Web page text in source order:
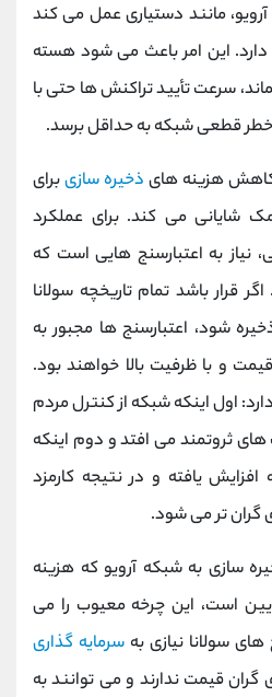
مانند دستیاری عمل می ‌کند
دارد. این امر باعث می ‌شود هسته
سرعت تأیید تراکنش ‌ها حتی با
خطر قطعی شبکه به حداقل برسد.
کاهش هزینه ‌های ذخیره‌ سازیبرای
شایانی می‌ کند. برای عملکرد
به اعتبارسنج‌ هایی است که
قرار باشد تمام تاریخچه سولانا
شود، اعتبارسنج ‌ها مجبور به
و با ظرفیت بالا خواهند بود.
اول اینکه شبکه از کنترل مردم
ثروتمند می ‌افتد و دوم اینکه
یافته و در نتیجه کارمزد
گران ‌تر می ‌شود.
‌سازی به شبکه‌ آرویو که هزینه‌
است، این چرخه معیوب را می
سولانا نیازی به سرمایه‌ گذاری
‌قیمت ندارند و می‌ توانند به